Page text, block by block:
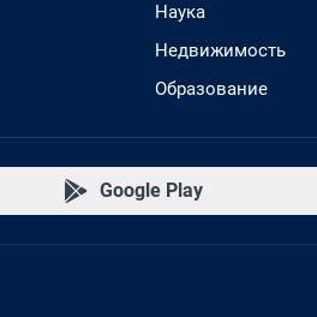
Наука
Недвижимость
Образование
Google Play